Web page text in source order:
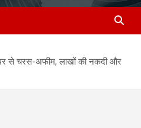
से चरस-अफीम, लाखों की नकदी और